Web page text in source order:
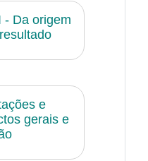
- Da origem
e
gerais e